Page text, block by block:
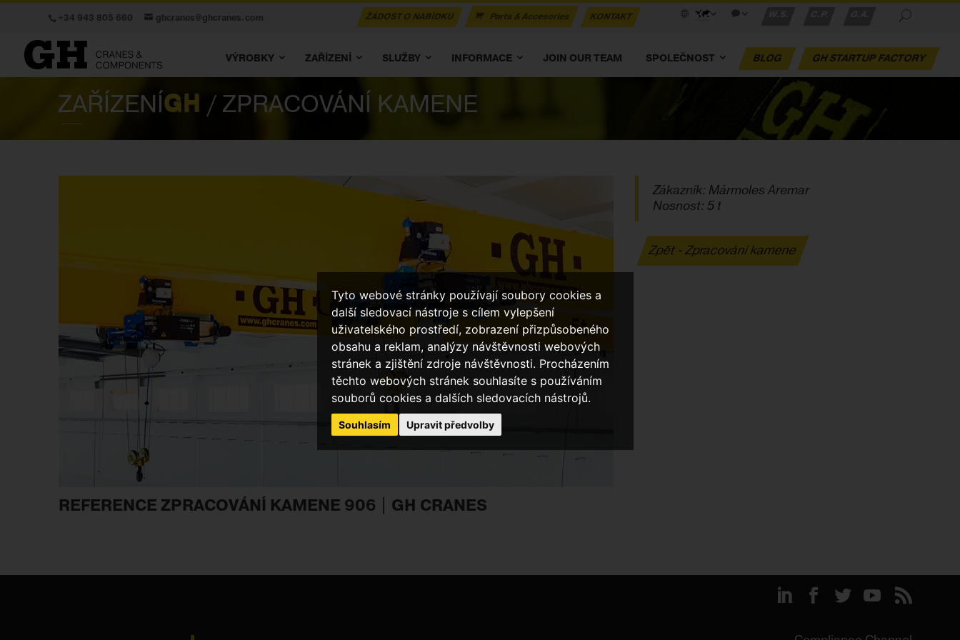
Tyto webové stránky používají soubory cookies a
další sledovací nástroje s cílem vylepšení
uživatelského prostředí, zobrazení přizpůsobeného
obsahu a reklam, analýzy návštěvnosti webových
stránek a zjištění zdroje návštěvnosti. Procházením
těchto webových stránek souhlasíte s používáním
souborů cookies a dalších sledovacích nástrojů.
Souhlasím Upravit předvolby
+34 943 805 660 ghcranes@ghcranes.com ŽÁDOST O NABÍDKU Parts & Accesories KONTAKT
VÝROBKY ZAŘÍZENÍ SLUŽBY INFORMACE JOIN OUR TEAM SPOLEČNOST BLOG GH STARTUP FACTORY
ZAŘÍZENÍGH / ZPRACOVÁNÍ KAMENE
REFERENCE ZPRACOVÁNÍ KAMENE 906 | GH CRANES
Zákazník: Mármoles Aremar
Nosnost: 5 t
Zpět - Zpracování kamene